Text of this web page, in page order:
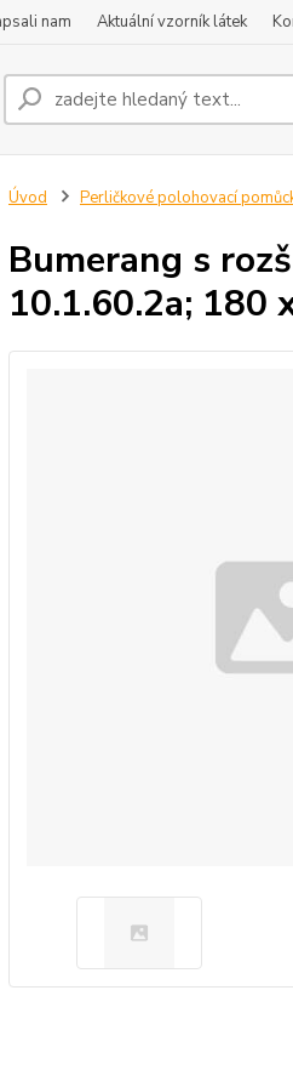
nam Aktuální vzorník látek
Úvod Perličkové polohovací
Bumerang s
10.1.60.2a; 180